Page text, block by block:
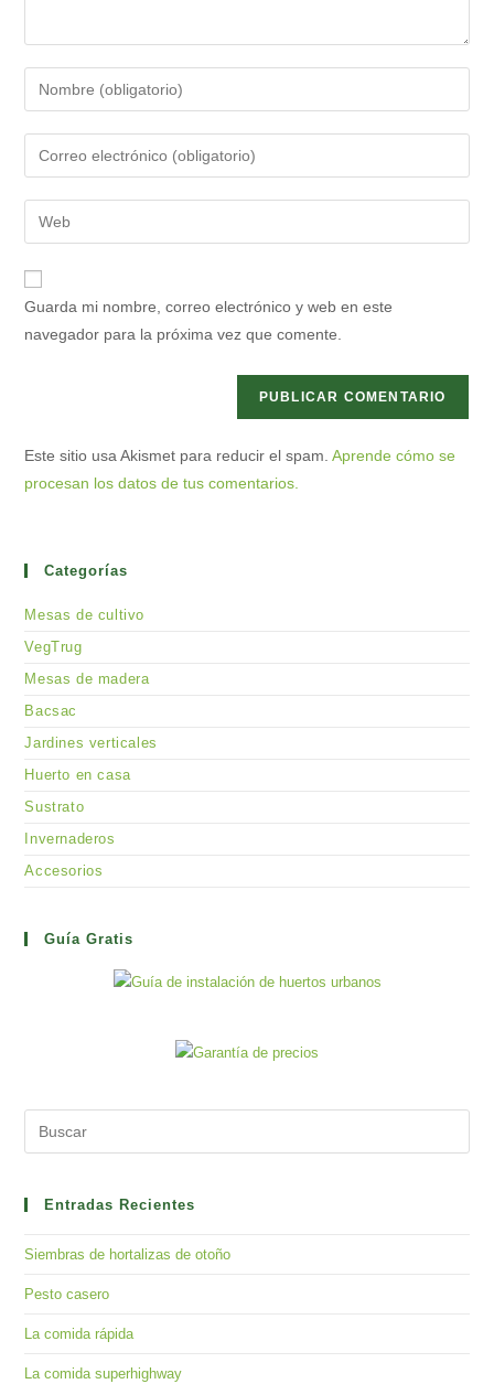
tu
nombre
de
usuario
para
comentar
tu
dirección
de
electrónico
para
comentar
la
URL
Guarda mi nombre, correo electrónico y web en este
navegador para la próxima vez que comente.
Este sitio usa Akismet para reducir el spam.Aprende cómo se
procesan los datos de tus comentarios.
Categorías
Mesas de cultivo
VegTrug
Mesas de madera
Bacsac
Jardines verticales
Huerto en casa
Sustrato
Invernaderos
Accesorios
Guía Gratis
Entradas Recientes
Siembras de hortalizas de otoño
Pesto casero
La comida rápida
La comida superhighway